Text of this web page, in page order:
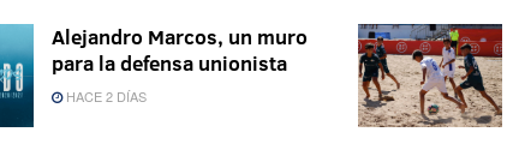
Alejandro Marcos, un muro
para la defensa unionista
HACE 2 DÍAS